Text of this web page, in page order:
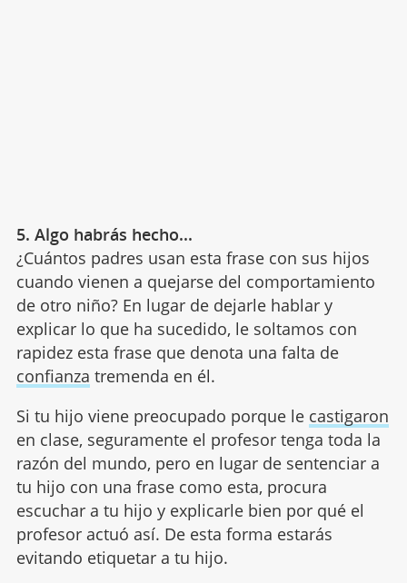
5. Algo habrás hecho...
¿Cuántos padres usan esta frase con sus hijos
cuando vienen a quejarse del comportamiento
de otro niño? En lugar de dejarle hablar y
explicar lo que ha sucedido, le soltamos con
rapidez esta frase que denota una falta de
confianza tremenda en él.
Si tu hijo viene preocupado porque le castigaron
en clase, seguramente el profesor tenga toda la
razón del mundo, pero en lugar de sentenciar a
tu hijo con una frase como esta, procura
escuchar a tu hijo y explicarle bien por qué el
profesor actuó así. De esta forma estarás
evitando etiquetar a tu hijo.